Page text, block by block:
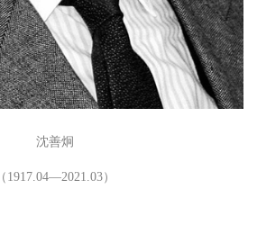
沈善炯
（1917.04—2021.03）